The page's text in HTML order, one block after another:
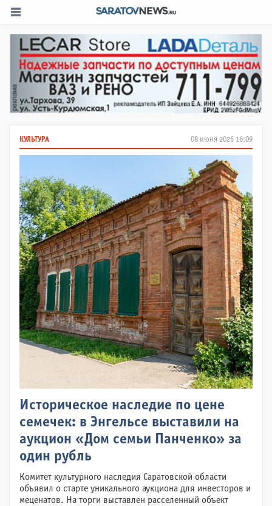
08 июня 2026 16:09
КУЛЬТУРА
Историческое наследие по цене
семечек: в Энгельсе выставили на
аукцион «Дом семьи Панченко» за
один рубль
Комитет культурного наследия Саратовской области
объявил о старте уникального аукциона для инвесторов и
меценатов. На торги выставлен расселенный объект